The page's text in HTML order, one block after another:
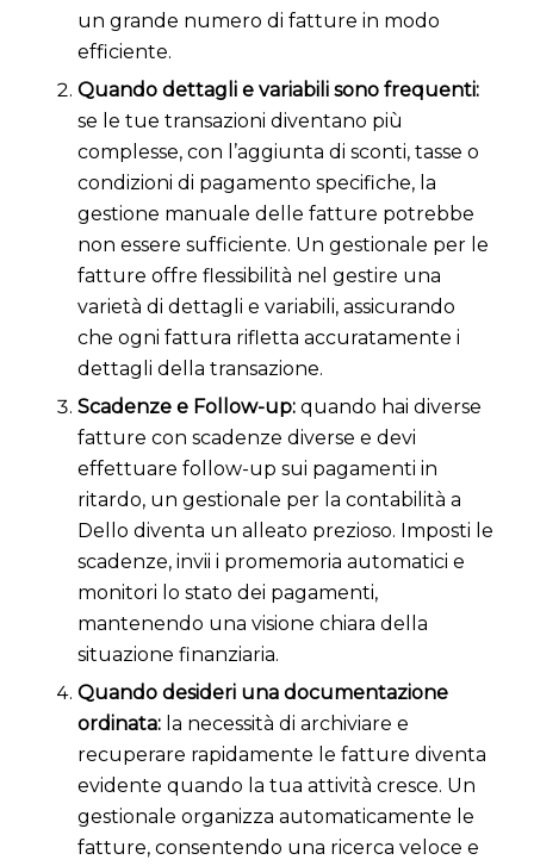
un grande numero di fatture in modo
efficiente.
Quando dettagli e variabili sono frequenti:
se le tue transazioni diventano più
complesse, con l’aggiunta di sconti, tasse o
condizioni di pagamento specifiche, la
gestione manuale delle fatture potrebbe
non essere sufficiente. Un gestionale per le
fatture offre flessibilità nel gestire una
varietà di dettagli e variabili, assicurando
che ogni fattura rifletta accuratamente i
dettagli della transazione.
Scadenze e Follow-up: quando hai diverse
fatture con scadenze diverse e devi
effettuare follow-up sui pagamenti in
ritardo, un gestionale per la contabilità a
Dello diventa un alleato prezioso. Imposti le
scadenze, invii i promemoria automatici e
monitori lo stato dei pagamenti,
mantenendo una visione chiara della
situazione finanziaria.
Quando desideri una documentazione
ordinata: la necessità di archiviare e
recuperare rapidamente le fatture diventa
evidente quando la tua attività cresce. Un
gestionale organizza automaticamente le
fatture, consentendo una ricerca veloce e